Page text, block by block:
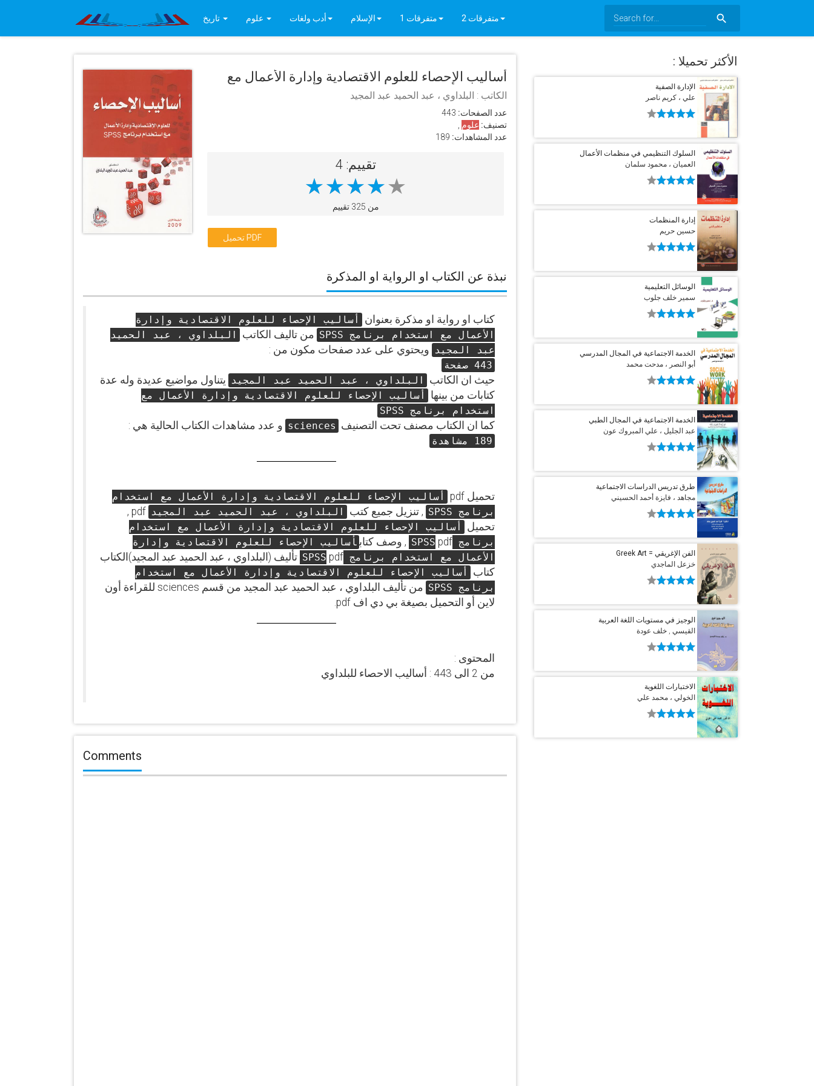
search أدب ولغات الإسلام متفرقات 1 متفرقات 2
أساليب الإحصاء للعلوم الاقتصادية وإدارة الأعمال مع
استخدام برنامج SPSS
الكاتب : البلداوي ، عبد الحميد عبد المجيد
عدد الصفحات:
تصنيف: علوم
عدد المشاهدات:
تقييم: 4
من 325 تقييم
تحميل PDF
نبذة عن الكتاب او الرواية او المذكرة
كتاب او رواية او مذكرة بعنوان
أساليب الإحصاء للعلوم الاقتصادية وإدارة
الأعمال مع استخدام برنامج SPSS
من تاليف الكاتب
البلداوي ، عبد الحميد
عبد المجيد ويحتوي على عدد صفحات مكون من :
443 صفحة
حيث ان الكاتب البلداوي ، عبد الحميد عبد المجيد يتناول مواضيع عديدة وله عدة
كتابات من بينها
أساليب الإحصاء للعلوم الاقتصادية وإدارة الأعمال مع
استخدام برنامج SPSS
كما ان الكتاب مصنف تحت التصنيف sciences و عدد مشاهدات الكتاب الحالية هي :
189 مشاهدة
تحميل pdf
أساليب الإحصاء للعلوم الاقتصادية وإدارة الأعمال مع استخدام
برنامج SPSS
, تنزيل جميع كتب البلداوي ، عبد الحميد عبد المجيد
pdf ,
تحميل
أساليب الإحصاء للعلوم الاقتصادية وإدارة الأعمال مع استخدام
برنامج SPSS pdf , وصف كتاب
أساليب الإحصاء للعلوم الاقتصادية وإدارة
الأعمال مع استخدام برنامج SPSS
pdf تأليف (البلداوي ، عبد الحميد عبد المجيد)الكتاب
كتاب
أساليب الإحصاء للعلوم الاقتصادية وإدارة الأعمال مع استخدام
برنامج SPSS
من تأليف البلداوي ، عبد الحميد عبد المجيد من قسم sciences للقراءة أون
لاين أو التحميل بصيغة بي دي اف pdf.
المحتوى :
من 2 الى 443 : أساليب الاحصاء للبلداوي
Comments
الأكثر تحميلا :
الإدارة الصفية
علي ، كريم ناصر
السلوك التنظيمي في منظمات الأعمال
العميان ، محمود سلمان
إدارة المنظمات
حسين حريم
الوسائل التعليمية
سمير خلف جلوب
الخدمة الاجتماعية في المجال المدرسي
أبو النصر ، مدحت محمد
الخدمة الاجتماعية في المجال الطبي
عبد الجليل ، علي المبروك عون
طرق تدريس الدراسات الاجتماعية
مجاهد ، فايزة أحمد الحسيني
الفن الإغريقي = Greek Art
خزعل الماجدي
الوجيز في مستويات اللغة العربية
القيسي , خلف عودة
الاختبارات اللغوية
الخولي ، محمد علي